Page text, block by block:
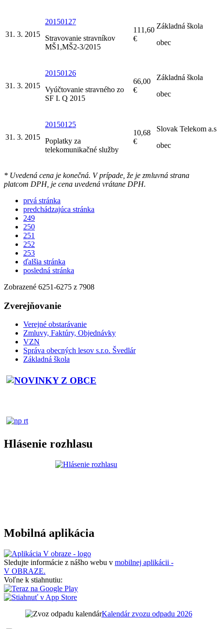
31. 3. 2015
20150127
Stravovanie stravníkov
MŠ1,MŠ2-3/2015
111,60
€
Základná škola
obec
31. 3. 2015
20150126
Vyúčtovanie stravného zo
SF I. Q 2015
66,00
€
Základná škola
obec
31. 3. 2015
20150125
Poplatky za
telekomunikačné služby
10,68
€
Slovak Telekom
obec
* Uvedená cena je konečná. V prípade, že je zmluvná strana
platcom DPH, je cena uvedená vrátane DPH.
prvá stránka
predchádzajúca stránka
249
250
251
252
253
ďalšia stránka
posledná stránka
Zobrazené 6251-6275 z 7908
Zverejňovanie
Verejné obstarávanie
Zmluvy, Faktúry, Objednávky
VZN
Správa obecných lesov s.r.o. Švedlár
Základná škola
Hlásenie rozhlasu
Mobilná aplikácia
Sledujte informácie z nášho webu v mobilnej aplikácii -
V OBRAZE.
Voľne k stiahnutiu:
Kalendár zvozu odpadu 2026